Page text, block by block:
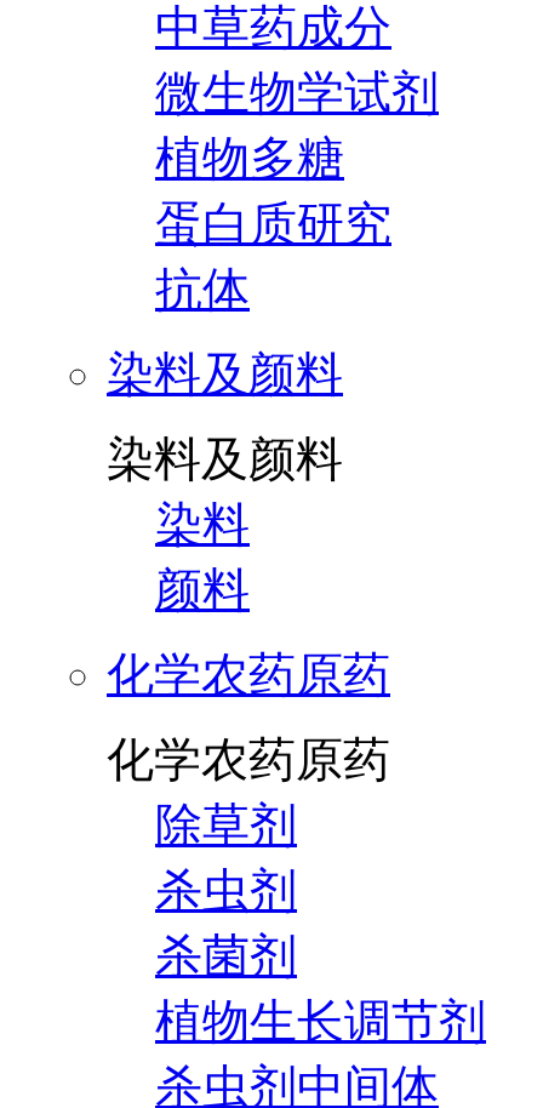
中草药成分
微生物学试剂
植物多糖
蛋白质研究
抗体
染料及颜料
染料及颜料
染料
颜料
化学农药原药
化学农药原药
除草剂
杀虫剂
杀菌剂
植物生长调节剂
杀虫剂中间体